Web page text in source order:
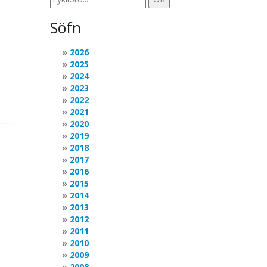
Söfn
2026
2025
2024
2023
2022
2021
2020
2019
2018
2017
2016
2015
2014
2013
2012
2011
2010
2009